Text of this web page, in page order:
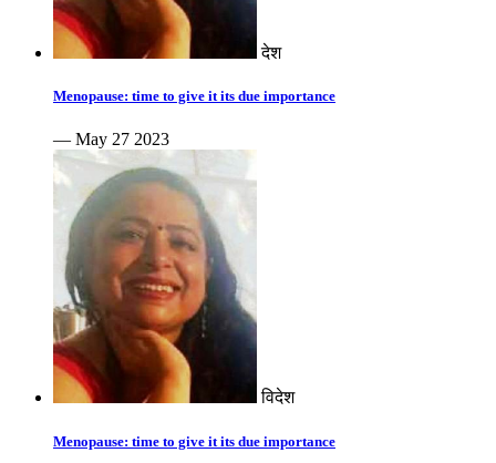
देश
Menopause: time to give it its due importance
— May 27 2023
विदेश
Menopause: time to give it its due importance